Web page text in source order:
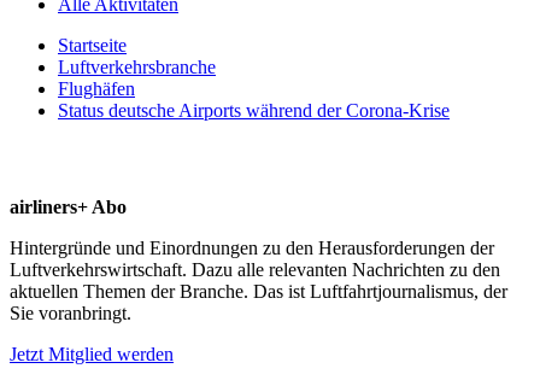
Startseite
Luftverkehrsbranche
Flughäfen
Status deutsche Airports während der Corona-Krise
airliners+ Abo
Hintergründe und Einordnungen zu den Herausforderungen der
Luftverkehrswirtschaft. Dazu alle relevanten Nachrichten zu den
aktuellen Themen der Branche. Das ist Luftfahrtjournalismus, der
Sie voranbringt.
Jetzt Mitglied werden